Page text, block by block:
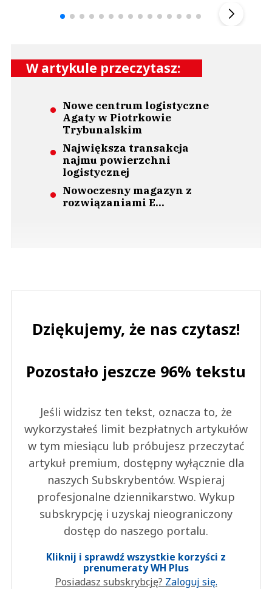
W artykule przeczytasz:
Nowe centrum logistyczne
Agaty w Piotrkowie
Trybunalskim
Największa transakcja
najmu powierzchni
logistycznej
Nowoczesny magazyn z
rozwiązaniami E...
Dziękujemy, że nas czytasz!
Pozostało jeszcze 96% tekstu
Jeśli widzisz ten tekst, oznacza to, że
wykorzystałeś limit bezpłatnych artykułów
w tym miesiącu lub próbujesz przeczytać
artykuł premium, dostępny wyłącznie dla
naszych Subskrybentów. Wspieraj
profesjonalne dziennikarstwo. Wykup
subskrypcję i uzyskaj nieograniczony
dostęp do naszego portalu.
Kliknij i sprawdź wszystkie korzyści z
prenumeraty WH Plus
Posiadasz subskrybcję? Zaloguj się.